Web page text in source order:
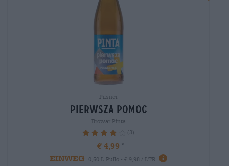
Pilsner
pierwsza pomoc
Browar Pinta
86.67% (3)
€ 4,99
EINWEG
0,50 L Pullo - € 9,98 / LTR